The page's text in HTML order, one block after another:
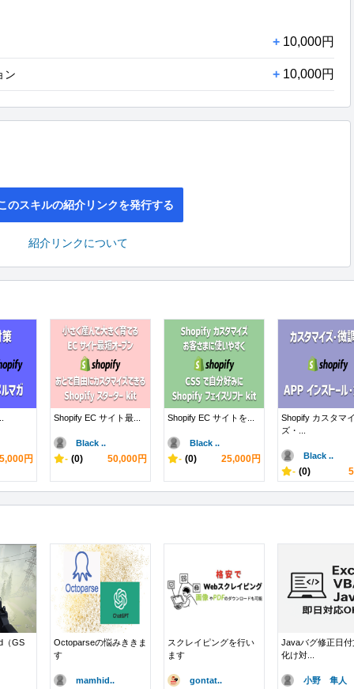
+ 10,000円
ン + 10,000円
のスキルの紹介リンクを発行する
紹介リンクについて
円
Shopify EC サイト最...
Black ..
- (0) 50,000円
Shopify EC サイトを...
Black ..
- (0) 25,000円
Shopify カスタマ
ズ・...
Black ..
- (0)
（GS
Octoparseの悩みききま
す
mamhid..
スクレイピングを行い
ます
gontat..
Javaバグ修正日付
化け対...
小野 隼人